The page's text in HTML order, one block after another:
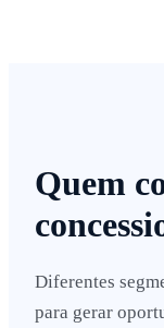
Quem
Diferentes
para gerar